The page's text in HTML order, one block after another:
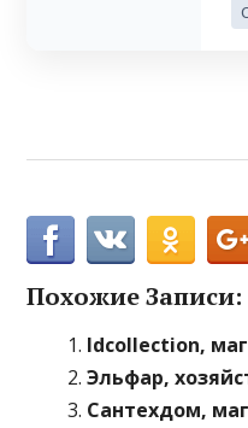
Похожие Записи:
Idcollection,
Эльфар,
Сантехдом,